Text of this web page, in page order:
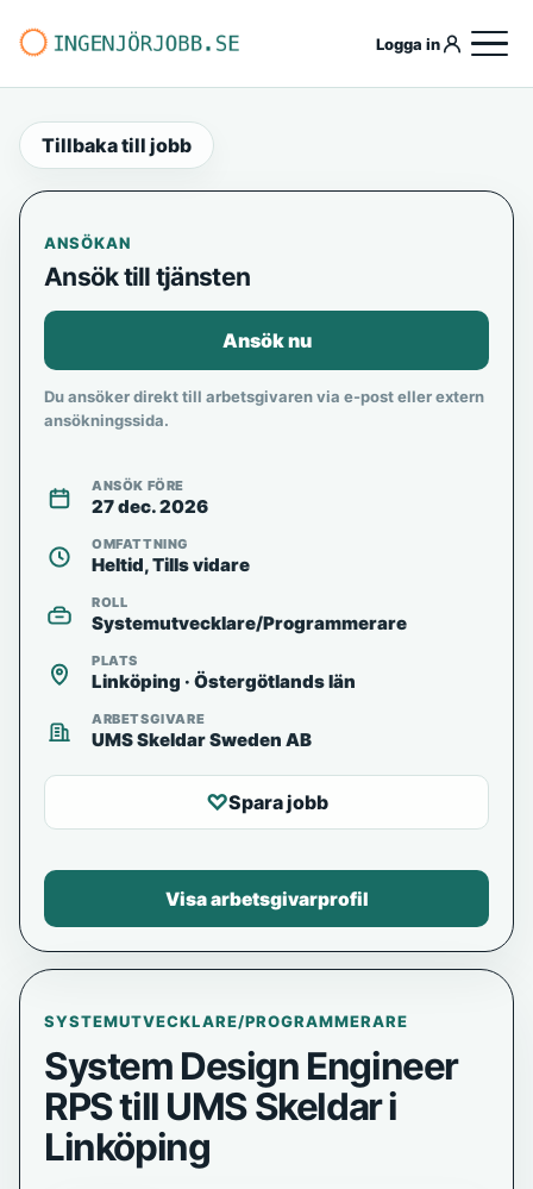
Logga in
Tillbaka till jobb
SYSTEMUTVECKLARE/PROGRAMMERARE
System Design Engineer
RPS till UMS Skeldar i
Linköping
ANSÖKAN
Ansök till tjänsten
Ansök nu
Du ansöker direkt till arbetsgivaren via e-post eller extern
ansökningssida.
ANSÖK FÖRE
27 dec. 2026
OMFATTNING
Heltid, Tills vidare
ROLL
Systemutvecklare/Programmerare
PLATS
Linköping · Östergötlands län
ARBETSGIVARE
UMS Skeldar Sweden AB
♡Spara jobb
Visa arbetsgivarprofil